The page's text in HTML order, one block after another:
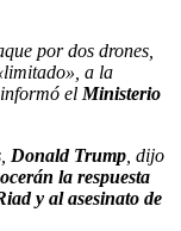
por dos drones,
a la
el Ministerio
Donald Trump , dijo
la respuesta
y al asesinato de